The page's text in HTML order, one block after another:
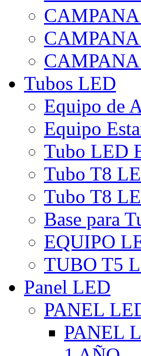
Tubos LED
Equipo de
Equipo
Tubo LED
Tubo T8
Tubo T8
Base para
EQUIPO
TUBO T5
Panel LED
PANEL
PANEL